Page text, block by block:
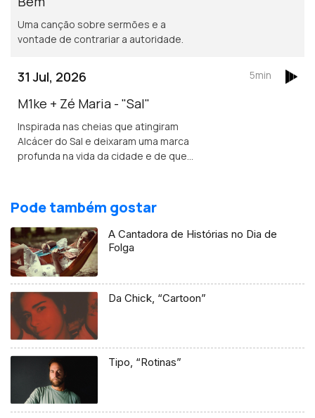
Uma canção sobre sermões e a
vontade de contrariar a autoridade.
31 Jul, 2026
M1ke + Zé Maria - "Sal"
Inspirada nas cheias que atingiram
Alcácer do Sal e deixaram uma marca
profunda na vida da cidade e de quem
5min
Pode também gostar
A Cantadora de Histórias no Dia de
Folga
Da Chick, “Cartoon”
Tipo, “Rotinas”